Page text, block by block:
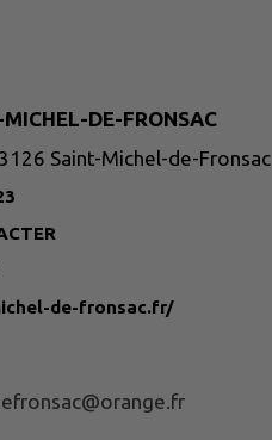
DE-FRONSAC
Saint-Michel-de-Fronsac
de-fronsac.fr/